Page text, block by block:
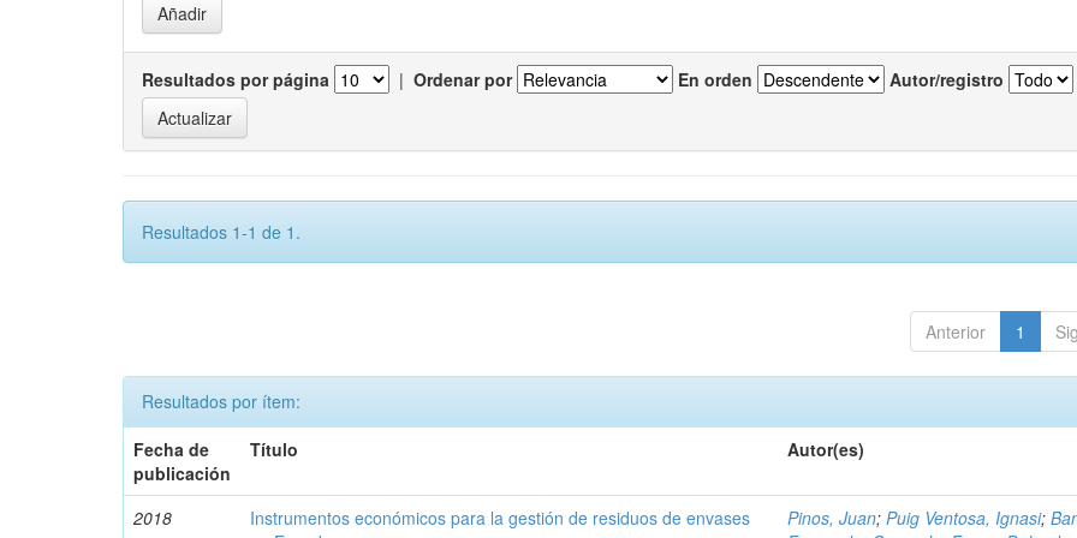
Resultados por página | Ordenar por En orden Autor/registro
Resultados 1-1 de 1.
Anterior 1
Resultados por ítem:
Fecha de
publicación
Título Autor(es)
2018
Instrumentos económicos para la gestión de residuos de envases
Pinos, Juan;Puig Ventosa, Ignasi;